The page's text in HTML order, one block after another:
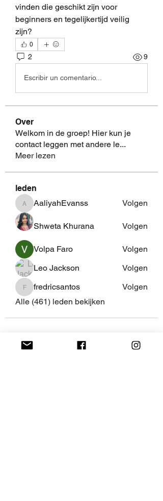
vinden die geschikt zijn voor
beginners en tegelijkertijd veilig
zijn?
0
2 9
Escribir un comentario...
Over
Welkom in de groep! Hier kun je
contact leggen met andere le...
Meer lezen
leden
AaliyahEvanss
AaliyahEvanss Volgen
Shweta Khurana Volgen
Volpa Faro
Volgen
Leo Jackson
Volgen
fredricsantos
fredricsantos
Volgen
Alle (461) leden bekijken